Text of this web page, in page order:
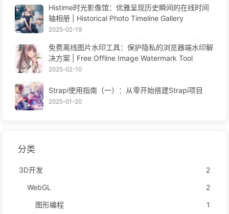
Histime时光影像馆：优雅呈现历史瞬间的在线时间
轴相册 | Historical Photo Timeline Gallery
2025-02-19
免费离线图片水印工具：保护隐私的浏览器端水印解
决方案 | Free Offline Image Watermark Tool
2025-02-10
Strapi使用指南（一）：从零开始搭建Strapi项目
2025-01-20
分类
3D开发
2
WebGL
2
图形编程
1